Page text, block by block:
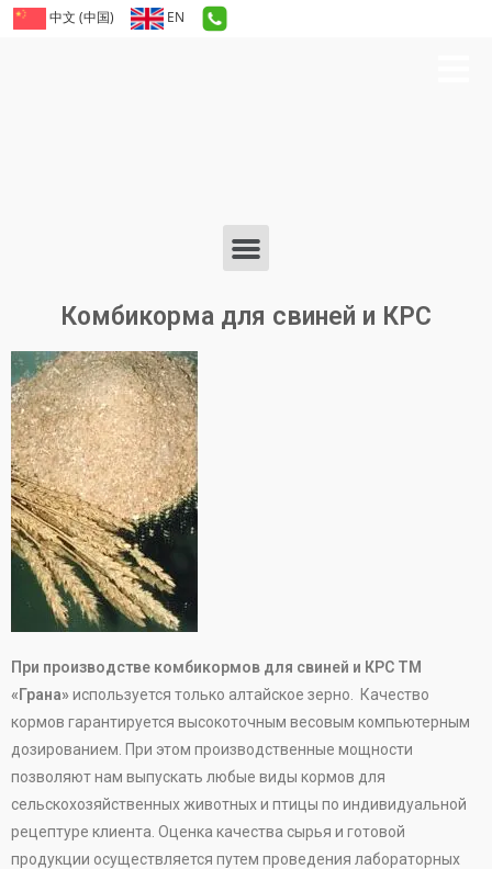
中文 (中国) EN
Комбикорма для свиней и КРС
При производстве комбикормов для свиней и КРС ТМ
«Грана»используется только алтайское зерно. Качество
кормов гарантируется высокоточным весовым компьютерным
дозированием. При этом производственные мощности
позволяют нам выпускать любые виды кормов для
сельскохозяйственных животных и птицы по индивидуальной
рецептуре клиента. Оценка качества сырья и готовой
продукции осуществляется путем проведения лабораторных